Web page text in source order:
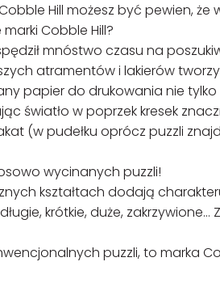
Hill możesz być pewien,
Cobble Hill?
mnóstwo czasu na
atramentów i lakierów
papier do drukowania nie
światło w poprzek kresek
(w pudełku oprócz puzzli
wycinanych puzzli!
kształtach dodają
krótkie, duże,
puzzli, to marka